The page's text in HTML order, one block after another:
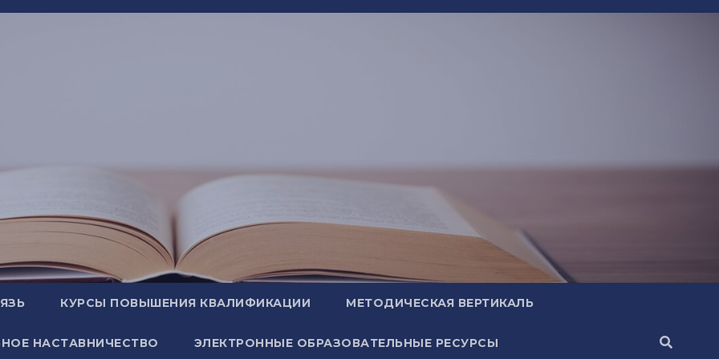
КУРСЫ ПОВЫШЕНИЯ КВАЛИФИКАЦИИ МЕТОДИЧЕСКАЯ ВЕРТИКАЛЬ
НАСТАВНИЧЕСТВО ЭЛЕКТРОННЫЕ ОБРАЗОВАТЕЛЬНЫЕ РЕСУРСЫ